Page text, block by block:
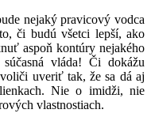
nejaký pravicový vodca
či budú všetci lepší, ako
aspoň kontúry nejakého
súčasná vláda! Či dokážu
uveriť tak, že sa dá aj
Nie o imidži, nie
vlastnostiach.